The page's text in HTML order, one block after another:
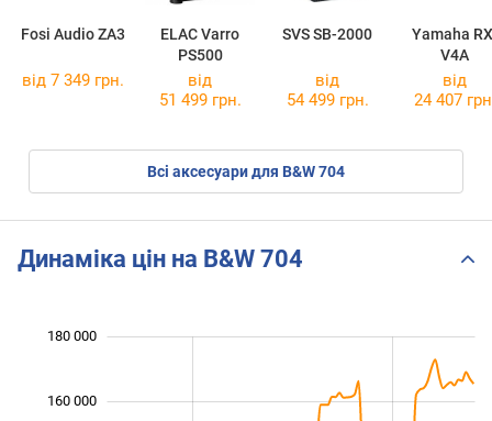
Fosi Audio ZA3
ELAC Varro
PS500
SVS SB-2000
Yamaha
V4A
від 7 349 грн.
від
51 499 грн.
від
54 499 грн.
від
24 407
Всі аксесуари для B&W 704
Динаміка цін на B&W 704
160 000
180 000